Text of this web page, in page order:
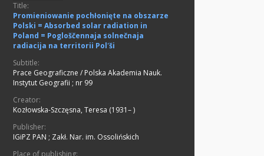
Title:
Promieniowanie pochłonięte na obszarze
Polski = Absorbed solar radiation in
Poland = Pogloščennaja solnečnaja
radiacija na territorii Polʹši
Subtitle:
Prace Geograficzne / Polska Akademia Nauk.
Instytut Geografii ; nr 99
Creator:
Kozłowska-Szczęsna, Teresa (1931– )
Publisher:
IGiPZ PAN ; Zakł. Nar. im. Ossolińskich